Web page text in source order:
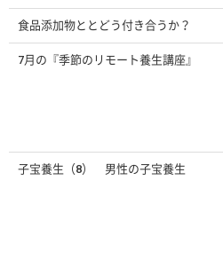
食品添加物ととどう付き合うか？
7月の『季節のリモート養生講座』
子宝養生（8） 男性の子宝養生